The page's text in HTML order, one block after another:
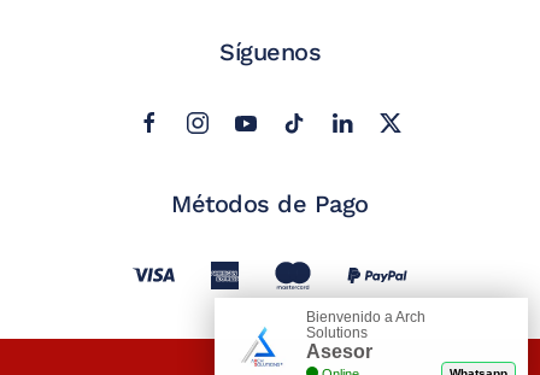
Síguenos
Métodos de Pago
Bienvenido a Arch
Solutions
Asesor